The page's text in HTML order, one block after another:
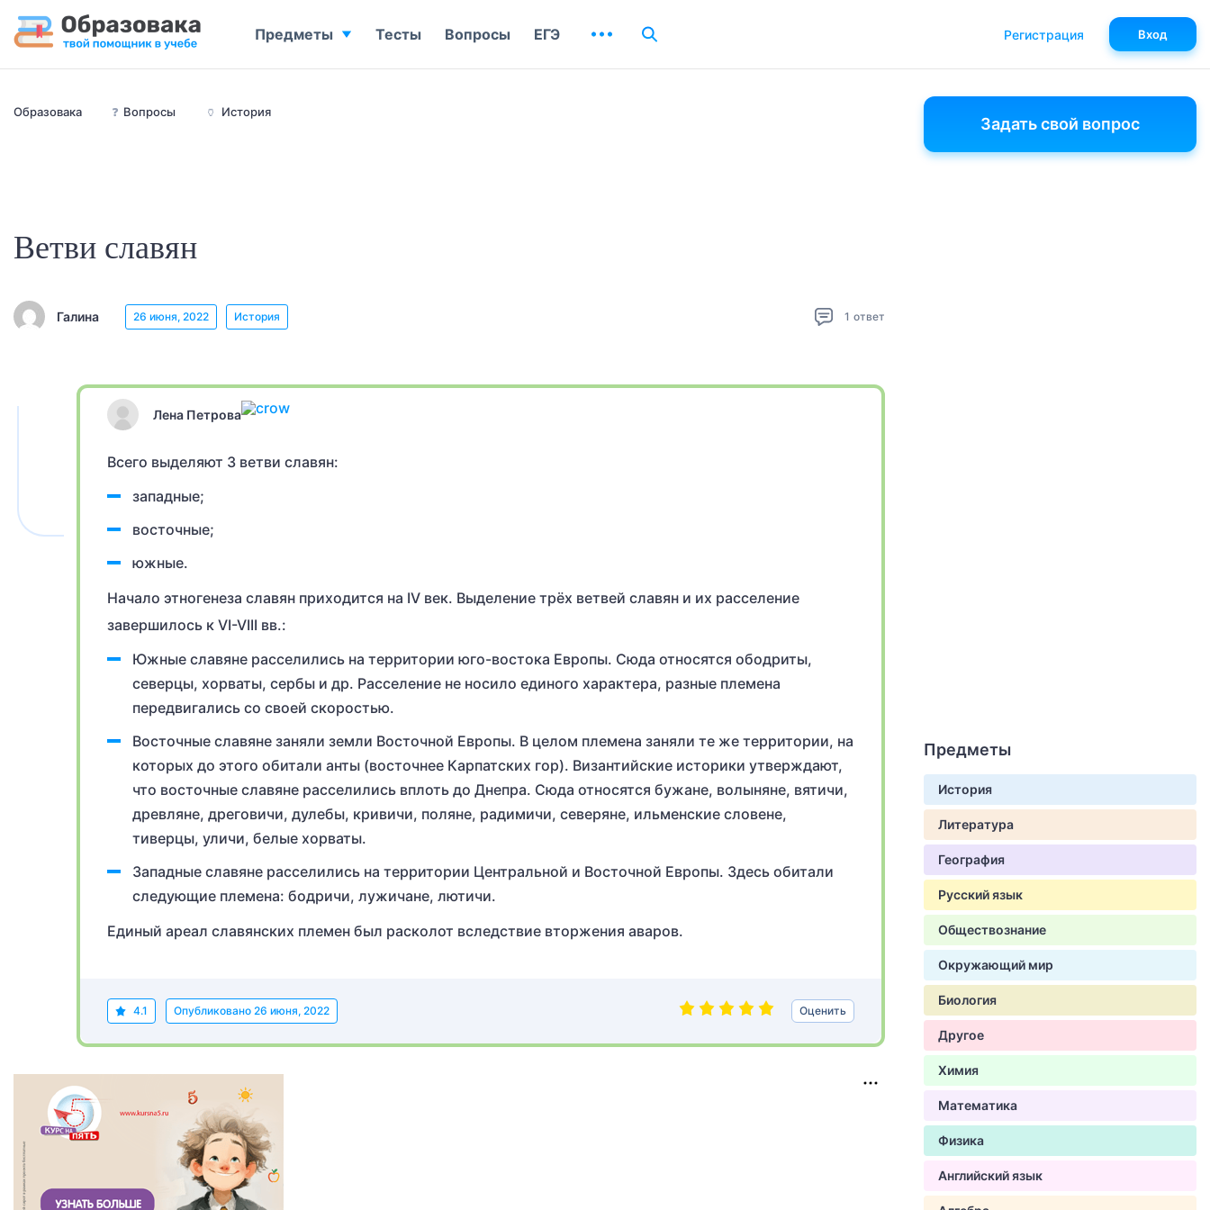
Образовака ❓ Вопросы 🏺 История
Ветви славян
Галина 26 июня, 2022 История 1 ответ
Лена Петрова
Всего выделяют 3 ветви славян:
западные;
восточные;
южные.
Начало этногенеза славян приходится на IV век. Выделение трёх ветвей славян и их расселение
завершилось к VI-VIII вв.:
Южные славяне расселились на территории юго-востока Европы. Сюда относятся ободриты,
северцы, хорваты, сербы и др. Расселение не носило единого характера, разные племена
передвигались со своей скоростью.
Восточные славяне заняли земли Восточной Европы. В целом племена заняли те же территории, на
которых до этого обитали анты (восточнее Карпатских гор). Византийские историки утверждают,
что восточные славяне расселились вплоть до Днепра. Сюда относятся бужане, волыняне, вятичи,
древляне, дреговичи, дулебы, кривичи, поляне, радимичи, северяне, ильменские словене,
тиверцы, уличи, белые хорваты.
Западные славяне расселились на территории Центральной и Восточной Европы. Здесь обитали
следующие племена: бодричи, лужичане, лютичи.
Единый ареал славянских племен был расколот вследствие вторжения аваров.
4.1 Опубликовано 26 июня, 2022 Оценить
Задать свой вопрос
Предметы
История
Литература
География
Русский язык
Обществознание
Окружающий мир
Биология
Другое
Химия
Математика
Физика
Английский язык
Предметы Тесты Вопросы ЕГЭ Регистрация Вход